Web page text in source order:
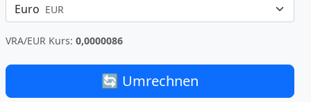
Euro EUR
VRA/EUR Kurs: 0,0000086
🔄 Umrechnen